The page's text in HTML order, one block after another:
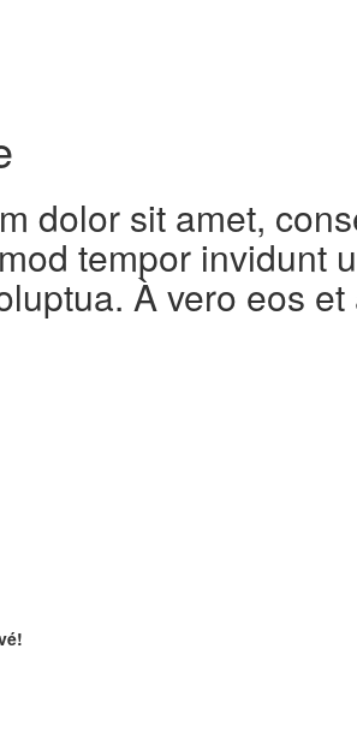
dolor sit amet,
tempor invidunt
À vero eos